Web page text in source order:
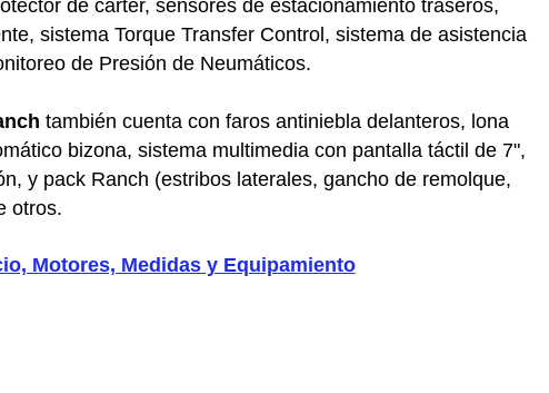
de cárter, sensores de estacionamiento traseros,
sistema Torque Transfer Control, sistema de asistencia
de Presión de Neumáticos.
también cuenta con faros antiniebla delanteros, lona
bizona, sistema multimedia con pantalla táctil de 7",
y pack Ranch (estribos laterales, gancho de remolque,
otros.
Motores, Medidas y Equipamiento